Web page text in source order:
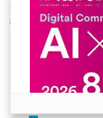
アスクル (1122)
base (1083)
ビィ・フォアード (781)
revico (744)
瀧川 正実
2016年3月2日 6:00